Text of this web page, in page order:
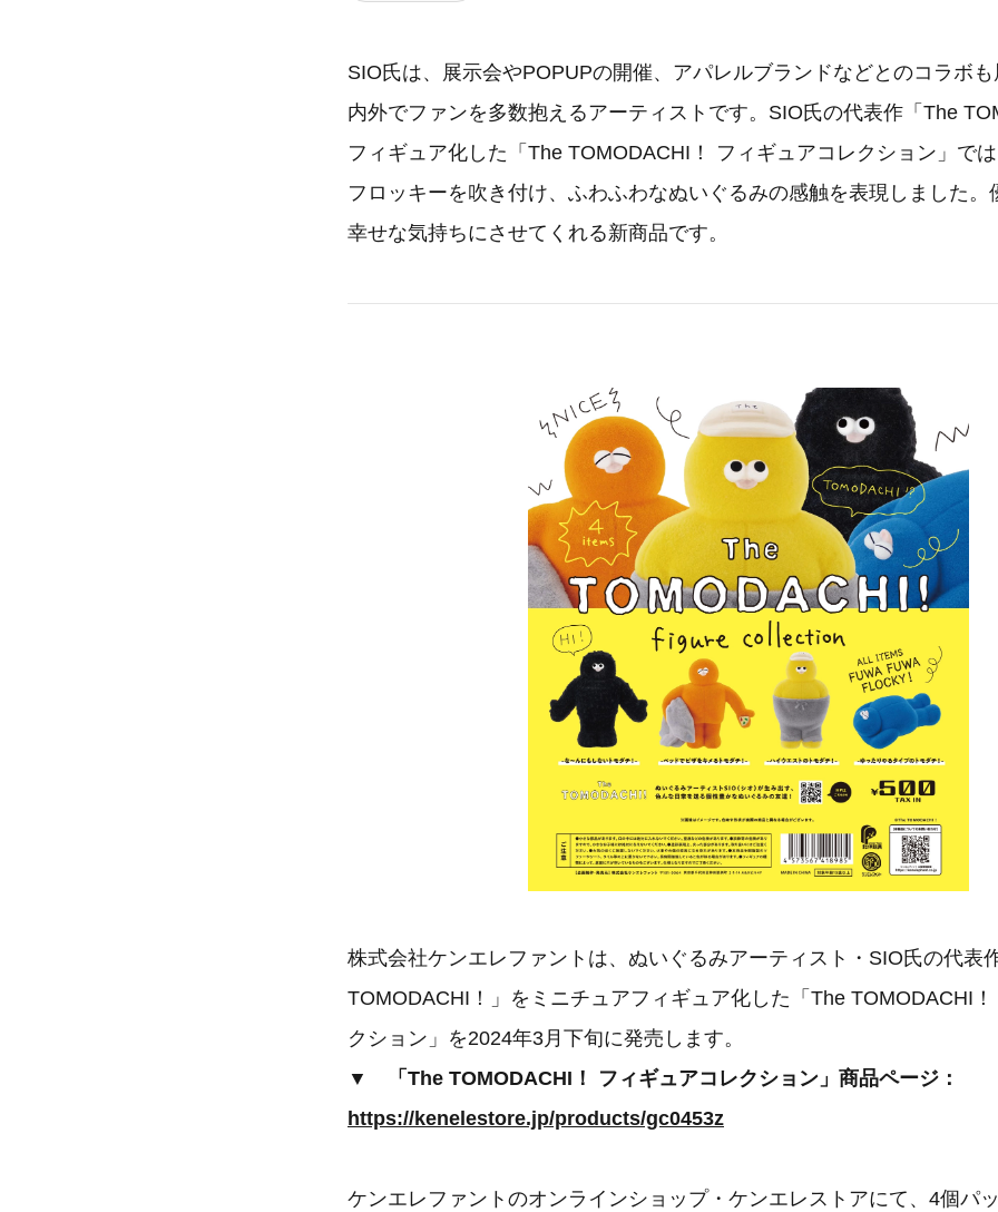
SIO氏は、展示会やPOPUPの開催、アパレルブランドなどとのコラボも
内外でファンを多数抱えるアーティストです。SIO氏の代表作「The
フィギュア化した「The TOMODACHI！ フィギュアコレクション」で
フロッキーを吹き付け、ふわふわなぬいぐるみの感触を表現しました。
幸せな気持ちにさせてくれる新商品です。
株式会社ケンエレファントは、ぬいぐるみアーティスト・SIO氏の代表
TOMODACHI！」をミニチュアフィギュア化した「The TOMODACHI
クション」を2024年3月下旬に発売します。
▼ 「The TOMODACHI！ フィギュアコレクション」商品ページ：
https://kenelestore.jp/products/gc0453z
ケンエレファントのオンラインショップ・ケンエレストアにて、4個パ